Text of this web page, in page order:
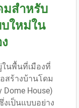
มสำหรับ
ใหม่ใน
นพื้นที่เมืองที่
สร้างบ้านโดม
House)
งเป็นแบบอย่าง